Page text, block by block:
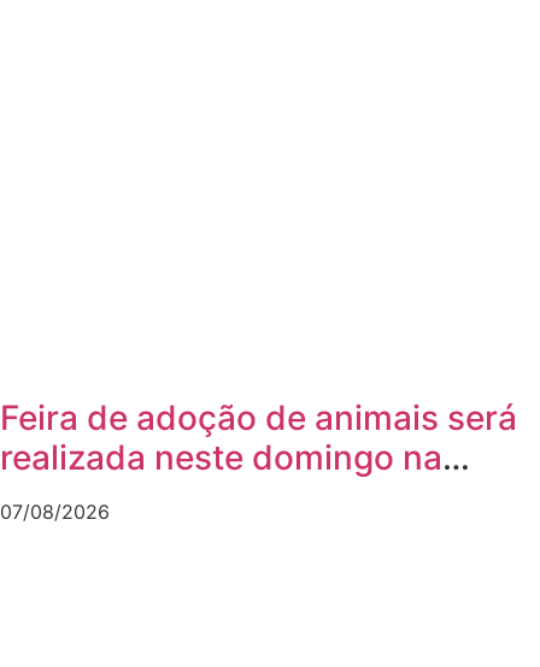
Feira de adoção de animais será
realizada neste domingo na
Arena Joinville
07/08/2026